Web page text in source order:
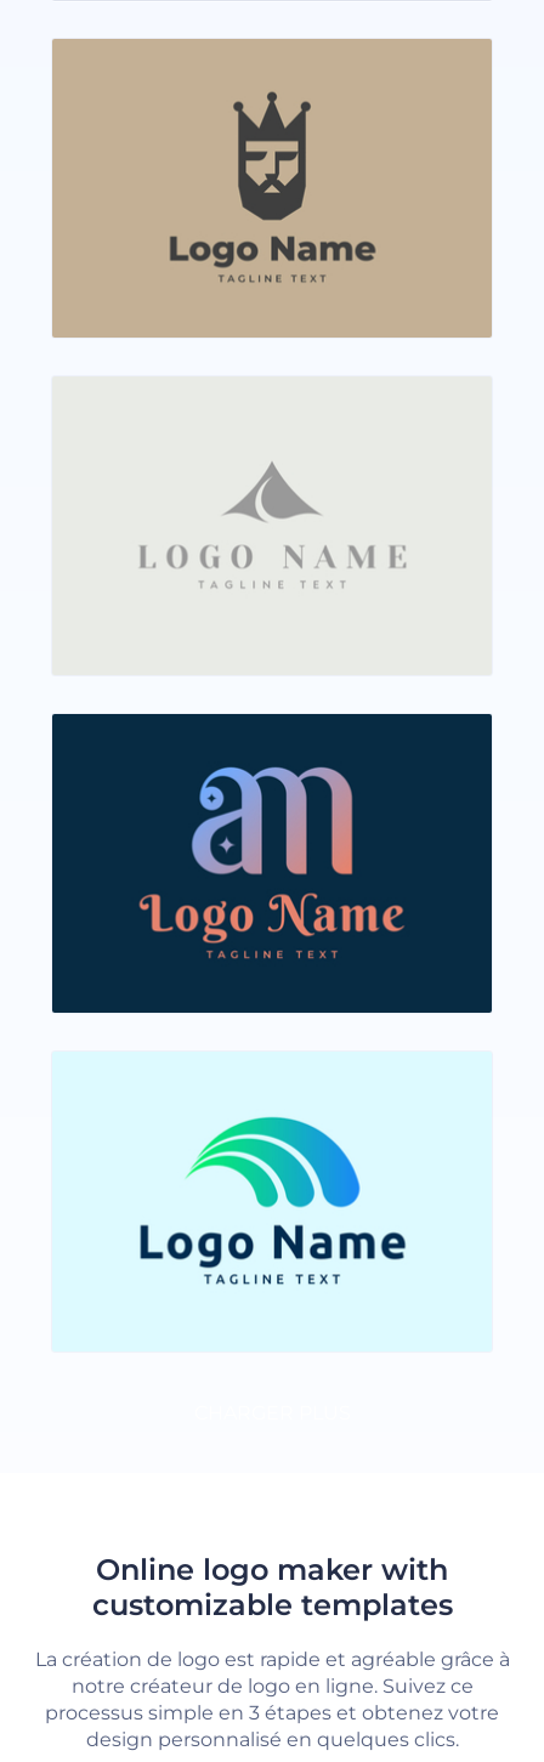
Online logo maker with
customizable templates
La création de logo est rapide et agréable grâce à
notre créateur de logo en ligne. Suivez ce
processus simple en 3 étapes et obtenez votre
design personnalisé en quelques clics.